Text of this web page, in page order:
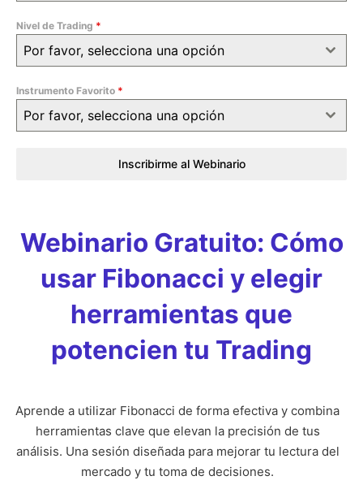
Nivel de Trading *
Por favor, selecciona una opción
Instrumento Favorito *
Por favor, selecciona una opción
Inscribirme al Webinario
Webinario Gratuito: Cómo
usar Fibonacci y elegir
herramientas que
potencien tu Trading
Aprende a utilizar Fibonacci de forma efectiva y combina
herramientas clave que elevan la precisión de tus
análisis. Una sesión diseñada para mejorar tu lectura del
mercado y tu toma de decisiones.